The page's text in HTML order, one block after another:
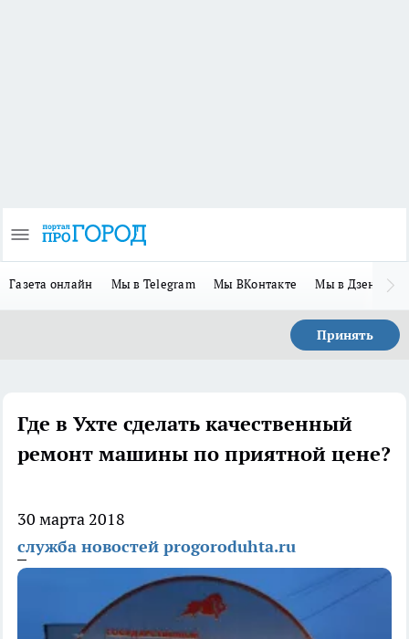
Газета онлайн Мы в Telegram Мы ВКонтакте Мы в Дзене
Принять
Где в Ухте сделать качественный
ремонт машины по приятной цене?
30 марта 2018
служба новостей progoroduhta.ru